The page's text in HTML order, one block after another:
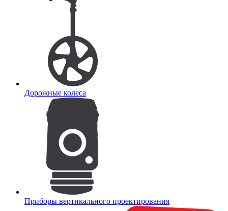
Дорожные колеса
Приборы вертикального проектирования